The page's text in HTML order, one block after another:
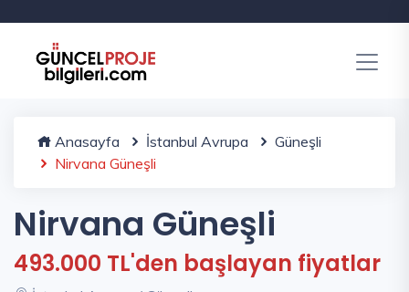
Anasayfa İstanbul Avrupa
Güneşli
Nirvana Güneşli
Nirvana Güneşli
493.000 TL'den başlayan fiyatlar